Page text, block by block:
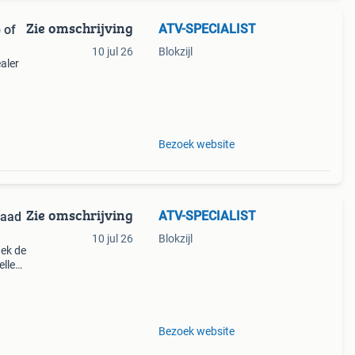
of Zie omschrijving
10 jul 26
ATV-SPECIALIST
Blokzijl
Bezoek website
de
Zie omschrijving
10 jul 26
ATV-SPECIALIST
Blokzijl
Bezoek website